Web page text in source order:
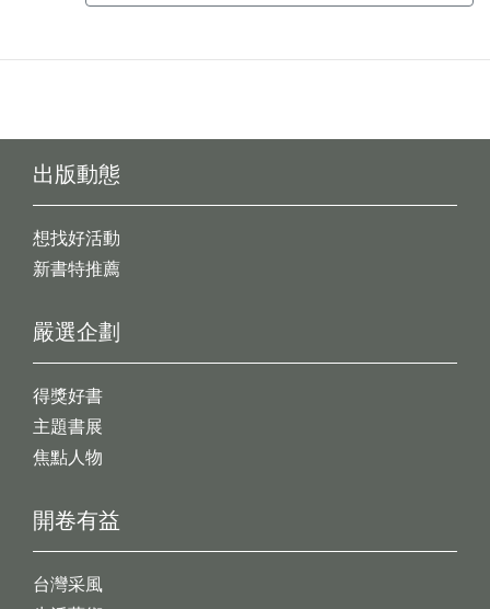
出版動態
想找好活動
新書特推薦
開卷有益
台灣采風
嚴選企劃
得獎好書
主題書展
焦點人物